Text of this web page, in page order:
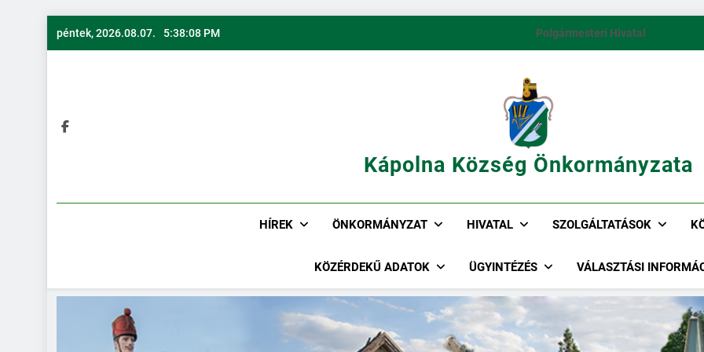
péntek, 2026.08.07. 5:38:09 PM Polgármesteri Hivatal
Kápolna Község Önkormányzata
HÍREK ÖNKORMÁNYZAT HIVATAL SZOLGÁLTATÁSOK
KÖZÉRDEKŰ ADATOK ÜGYINTÉZÉS VÁLASZTÁSI